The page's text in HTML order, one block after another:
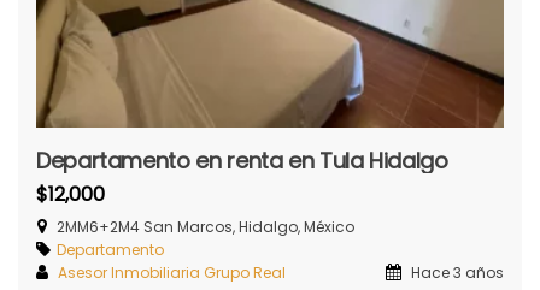
Departamento en renta en Tula Hidalgo
$12,000
2MM6+2M4 San Marcos, Hidalgo, México
Departamento
Asesor Inmobiliaria Grupo Real
Hace 3 años